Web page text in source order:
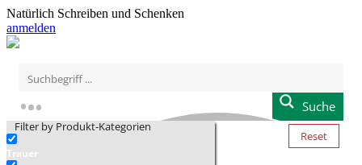
Natürlich Schreiben und Schenken
anmelden
Suche
Filter by Produkt-Kategorien
Trauer
Reset